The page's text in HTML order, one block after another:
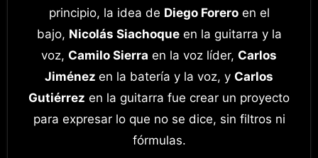
principio, la idea de Diego Foreroen el
bajo, Nicolás Siachoqueen la guitarra y la
voz, Camilo Sierra en la voz líder, Carlos
Jiménez en la batería y la voz, y Carlos
Gutiérrez en la guitarra fue crear un proyecto
para expresar lo que no se dice, sin filtros ni
fórmulas.